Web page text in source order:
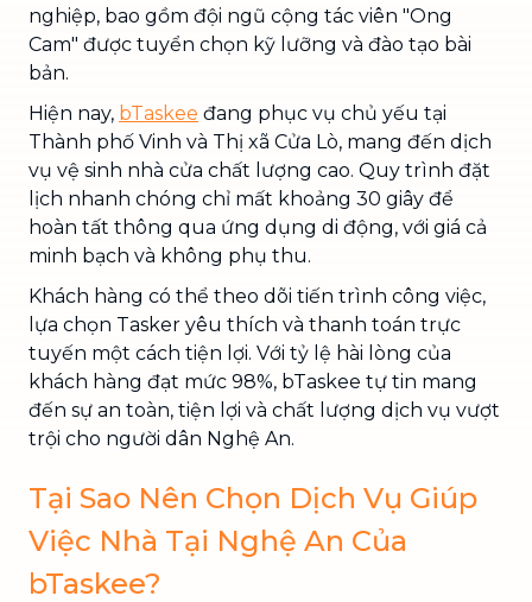
nghiệp, bao gồm đội ngũ cộng tác viên "Ong
Cam" được tuyển chọn kỹ lưỡng và đào tạo bài
bản.
Hiện nay, bTaskee đang phục vụ chủ yếu tại
Thành phố Vinh và Thị xã Cửa Lò, mang đến dịch
vụ vệ sinh nhà cửa chất lượng cao. Quy trình đặt
lịch nhanh chóng chỉ mất khoảng 30 giây để
hoàn tất thông qua ứng dụng di động, với giá cả
minh bạch và không phụ thu.
Khách hàng có thể theo dõi tiến trình công việc,
lựa chọn Tasker yêu thích và thanh toán trực
tuyến một cách tiện lợi. Với tỷ lệ hài lòng của
khách hàng đạt mức 98%, bTaskee tự tin mang
đến sự an toàn, tiện lợi và chất lượng dịch vụ vượt
trội cho người dân Nghệ An.
Tại Sao Nên Chọn Dịch Vụ Giúp
Việc Nhà Tại Nghệ An Của
bTaskee?